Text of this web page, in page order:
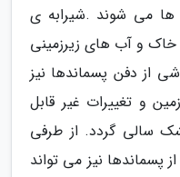
ها می شوند .شیرابه ی
و آب های زیرزمینی
از دفن پسماندها نیز
و تغییرات غیر قابل
سالی گردد. از طرفی
پسماندها نیز می تواند